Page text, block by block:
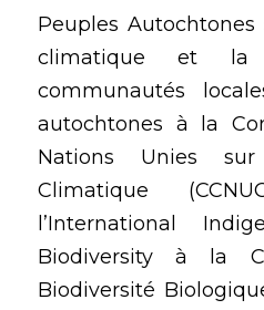
Peuples
climatique et la
communautés
autochtones à la
Nations Unies
Climatique
l’International
Biodiversity à la
Biodiversité